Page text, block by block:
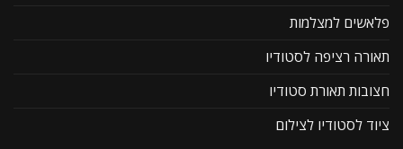
פלאשים למצלמות
תאורה רציפה לסטודיו
חצובות תאורת סטודיו
ציוד לסטודיו לצילום